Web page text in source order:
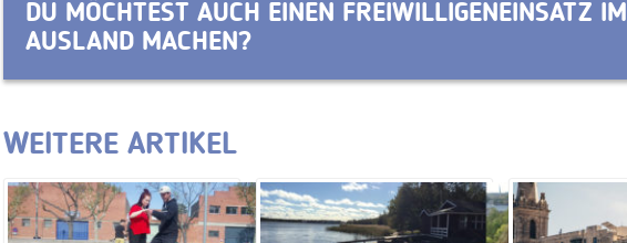
DU MÖCHTEST AUCH EINEN FREIWILLIGENEINSATZ IM
AUSLAND MACHEN?
WEITERE ARTIKEL